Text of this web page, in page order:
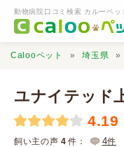
動物病院口コミ検索 カルーペッ
動物病院検索
Calooペット 埼玉県
ユナイテッド
4.19
飼い主の声 4 件： 4件